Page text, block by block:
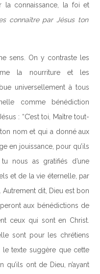
la connaissance, la foi et
connaître par Jésus ton
sens. On y contraste les
la nourriture et les
universellement à tous
comme bénédiction
: “C’est toi, Maître tout-
nom et qui a donné aux
en jouissance, pour qu’ils
nous as gratifiés d’une
et de la vie éternelle, par
Autrement dit, Dieu est bon
aux bénédictions de
ceux qui sont en Christ.
sont pour les chrétiens
texte suggère que cette
ont de Dieu, n’ayant